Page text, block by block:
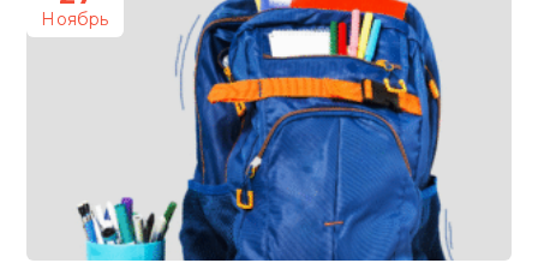
Ноябрь